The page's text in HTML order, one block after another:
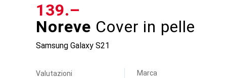
Noreve Cover in pelle
Samsung Galaxy S21
CHF
139.–
Valutazioni Marca